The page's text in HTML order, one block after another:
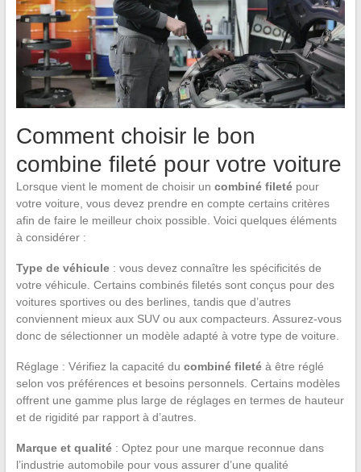
Comment choisir le bon
combine fileté pour votre voiture
Lorsque vient le moment de choisir un combiné filetépour
votre voiture, vous devez prendre en compte certains critères
afin de faire le meilleur choix possible. Voici quelques éléments
à considérer :
Type de véhicule: vous devez connaître les spécificités de
votre véhicule. Certains combinés filetés sont conçus pour des
voitures sportives ou des berlines, tandis que d’autres
conviennent mieux aux SUV ou aux compacteurs. Assurez-vous
donc de sélectionner un modèle adapté à votre type de voiture.
Réglage : Vérifiez la capacité du combiné filetéà être réglé
selon vos préférences et besoins personnels. Certains modèles
offrent une gamme plus large de réglages en termes de hauteur
et de rigidité par rapport à d’autres.
Marque et qualité: Optez pour une marque reconnue dans
l’industrie automobile pour vous assurer d’une qualité